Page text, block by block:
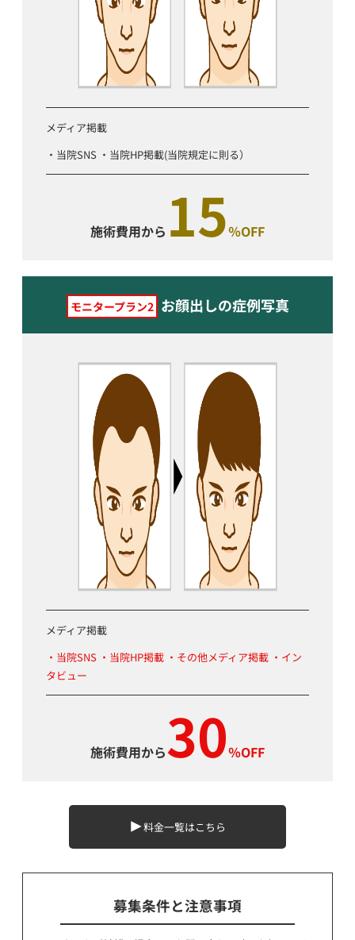
メディア掲載
・当院SNS ・当院HP掲載(当院規定に則る）
施術費用から 15％OFF
モニタープラン2 お顔出しの症例写真
メディア掲載
・当院SNS ・当院HP掲載 ・その他メディア掲載 ・イン
タビュー
施術費用から30％OFF
料金一覧はこちら
募集条件と注意事項